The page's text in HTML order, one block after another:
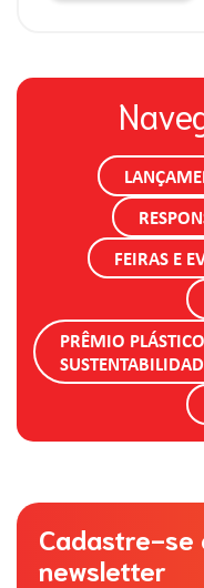
FEIRAS E
PRÊMIO
Cadastre-se
newsletter